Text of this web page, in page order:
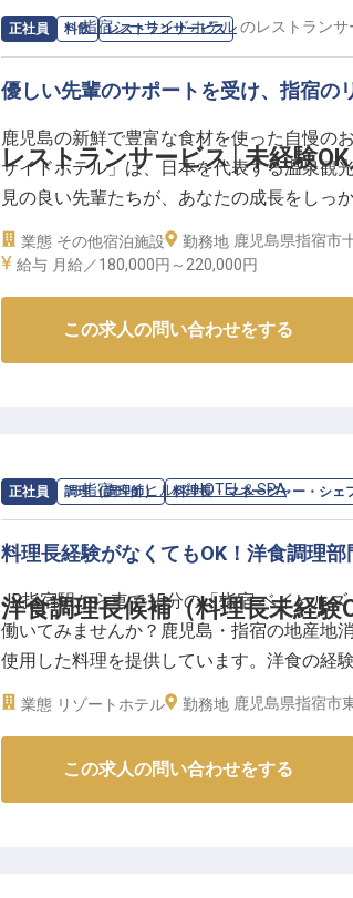
正社員 料飲 レストランサービス
レストランサービス│未経験
求人情報：指宿シーサイドホテルのレストランサ
優しい先輩のサポートを受け、指宿の
鹿児島の新鮮で豊富な食材を使った自慢の
サイドホテル」は、日本を代表する温泉観
見の良い先輩たちが、あなたの成長をしっ
▼安心して成長できる充実環境！
＊4日間のリフレッシュ休暇あり
▼着実なステップアップが可能！
入社後は、OJT形式で先輩スタッフと一緒
未経験の方も不安なく成長可能。指宿の歴
修もあるので、お客様からの質問にもバッ
――東洋のハワイとも呼ばれ、世界でも珍
シーサイドホテル」は、穏やかで青く澄ん
ら、国内はもちろん海外からのお客様にも
業態 その他宿泊施設 勤務地 鹿児島県指宿市
給与 月給／180,000円～ 220,000円
この求人の問い合わせをする
正社員 調理（調理師） 料理長・マネージャー・シェ
洋食調理長候補（料理長未経験
求人情報：指宿ベイヒルズ HOTEL＆SPAの 料理
料理長経験がなくてもOK！洋食調理
JR指宿駅から車で15分の「指宿 ベイヒル
働いてみませんか？鹿児島・指宿の地産地
使用した料理を提供しています。洋食の経
で、気軽に新生活をはじめられ、ホテルの
【この企業・施設について】
鹿児島県指宿市の、見晴らしの良い高台に
業態 リゾートホテル 勤務地 鹿児島県指宿市
この求人の問い合わせをする